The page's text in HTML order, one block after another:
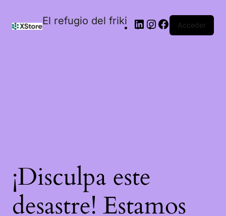
El refugio del friki Acceder
¡Disculpa este
desastre! Estamos